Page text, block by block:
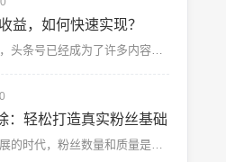
益，如何快速实现？
在如今的自媒体时代，头条号已经成为了许多内容创作者实现收入的重要渠道。对于很多刚入行的创作者来说，“...
：轻松打造真实粉丝基础
在当今自媒体蓬勃发展的时代，粉丝数量和质量是评判一个账号影响力的重要标准。随着粉丝的不断增长，很多创...